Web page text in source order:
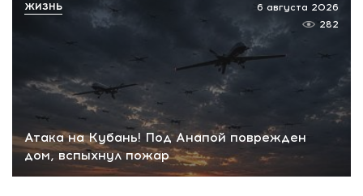
Атака на Кубань! Под Анапой поврежден
дом, вспыхнул пожар
6 августа 2026
282
ЖИЗНЬ